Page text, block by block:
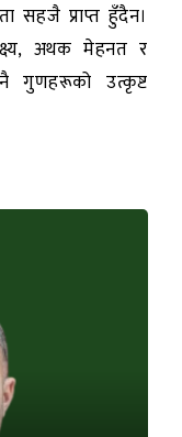
सहजै प्राप्त हुँदैन।
अथक मेहनत र
गुणहरूको उत्कृष्ट